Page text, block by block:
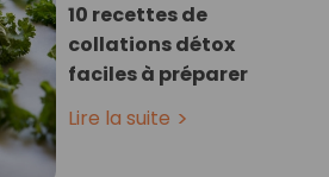
10 recettes de
collations détox
faciles à préparer
Lire la suite